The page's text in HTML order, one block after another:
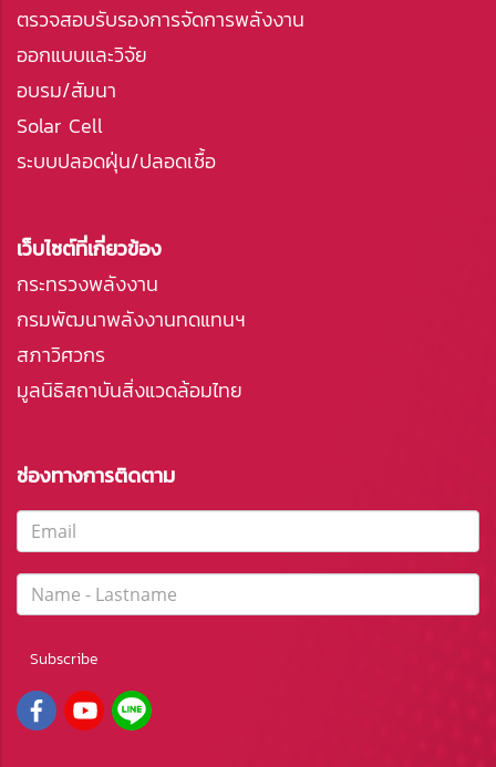
ตรวจสอบรับรองการจัดการพลังงาน
ออกแบบและวิจัย
อบรม/สัมนา
Solar Cell
ระบบปลอดฝุ่น/ปลอดเชื้อ
เว็บไซต์ที่เกี่ยวข้อง
กระทรวงพลังงาน
กรมพัฒนาพลังงานทดแทนฯ
สภาวิศวกร
มูลนิธิสถาบันสิ่งแวดล้อมไทย
ช่องทางการติดตาม
Subscribe